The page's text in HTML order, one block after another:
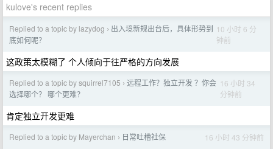
kulove's recent replies
Replied to a topic by lazydog › 出入境新规出台后，具体形势到
底如何呢？
10 小时 6 分
钟前
这政策太模糊了 个人倾向于往严格的方向发展
Replied to a topic by squirrel7105 › 远程工作？独立开发 ？你会
选择哪个？ 哪个更难？
16 小时 34
分钟前
肯定独立开发更难
Replied to a topic by Mayerchan › 日常吐槽社保 16 小时 43 分钟前